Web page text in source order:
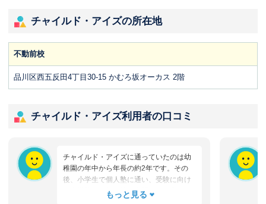
チャイルド・アイズの所在地
不動前校
品川区西五反田4丁目30-15 かむろ坂オーカス 2階
チャイルド・アイズ利用者の口コミ
チャイルド・アイズに通っていたのは幼
稚園の年中から年長の約2年です。その
後、小学生で個人塾に通い、受験に向け
て進学塾へ転塾。第一志望だった灘中に